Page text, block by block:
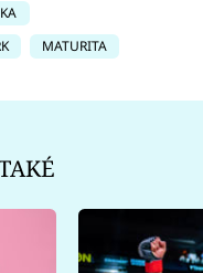
MATURITA